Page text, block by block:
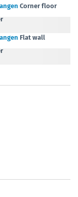
Corner floor
Flat wall